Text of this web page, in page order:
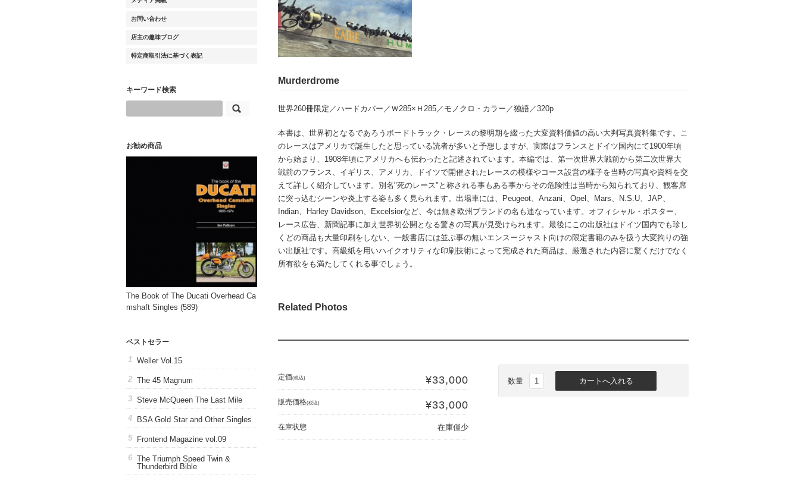
Murderdrome
世界260冊限定／ハードカバー／Ｗ285×Ｈ285／モノクロ・カラー／独語／320p
本書は、世界初となるであろうボードトラック・レースの黎明期を綴った大変資料価値の高い大判写真資料集です。こ
のレースはアメリカで誕生したと思っている読者が多いと予想しますが、実際はフランスとドイツ国内にて1900年頃
から始まり、1908年頃にアメリカへも伝わったと記述されています。本編では、第一次世界大戦前から第二次世界大
戦前のフランス、イギリス、アメリカ、ドイツで開催されたレースの模様やコース設営の様子を当時の写真や資料を交
えて詳しく紹介しています。別名"死のレース"と称される事もある事からその危険性は当時から知られており、観客席
に突っ込むシーンや炎上する姿も多く見られます。出場車には、Peugeot、Anzani、Opel、Mars、N.S.U、JAP、
Indian、Harley Davidson、Excelsiorなど、今は無き欧州ブランドの名も連なっています。オフィシャル・ポスター、
レース広告、新聞記事に加え世界初公開となる驚きの写真が見受けられます。最後にこの出版社はドイツ国内でも珍し
くどの商品も大量印刷をしない、一般書店には並ぶ事の無いエンスージャスト向けの限定書籍のみを扱う大変拘りの強
い出版社です。高級紙を用いハイクオリティな印刷技術によって完成された商品は、厳選された内容に驚くだけでなく
所有欲をも満たしてくれる事でしょう。
Related Photos
定価(税込) ¥33,000
販売価格(税込) ¥33,000
在庫状態 在庫僅少
数量
お問い合わせ
店主の趣味ブログ
特定商取引法に基づく表記
キーワード検索
お勧め商品
The Book of The Ducati Overhead Ca
mshaft Singles (589)
ベストセラー
Weller Vol.15
The 45 Magnum
Steve McQueen The Last Mile
BSA Gold Star and Other Singles
Frontend Magazine vol.09
The Triumph Speed Twin &
Thunderbird Bible